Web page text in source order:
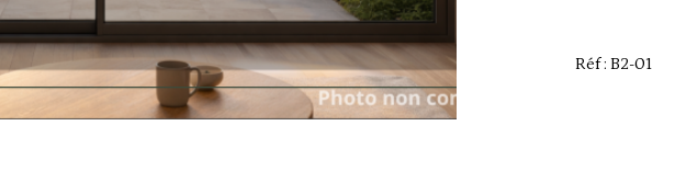
Réf : B2-01